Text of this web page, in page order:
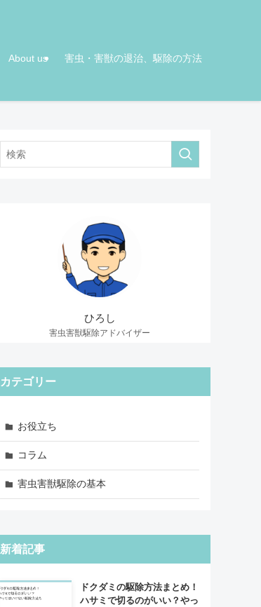
About us 害虫・害獣の退治、駆除の方法
ひろし
害虫害獣駆除アドバイザー
カテゴリー
お役立ち
コラム
害虫害獣駆除の基本
新着記事
ドクダミの駆除方法まとめ！
ハサミで切るのがいい？やっ